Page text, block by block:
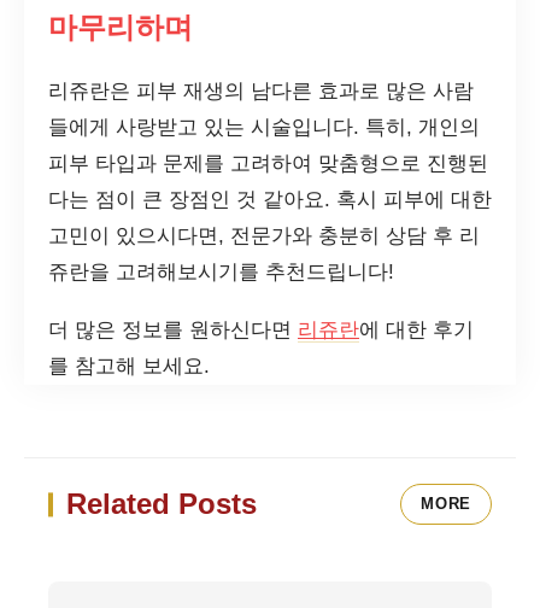
마무리하며
리쥬란은 피부 재생의 남다른 효과로 많은 사람
들에게 사랑받고 있는 시술입니다. 특히, 개인의
피부 타입과 문제를 고려하여 맞춤형으로 진행된
다는 점이 큰 장점인 것 같아요. 혹시 피부에 대한
고민이 있으시다면, 전문가와 충분히 상담 후 리
쥬란을 고려해보시기를 추천드립니다!
더 많은 정보를 원하신다면 리쥬란에 대한 후기
를 참고해 보세요.
Related Posts MORE